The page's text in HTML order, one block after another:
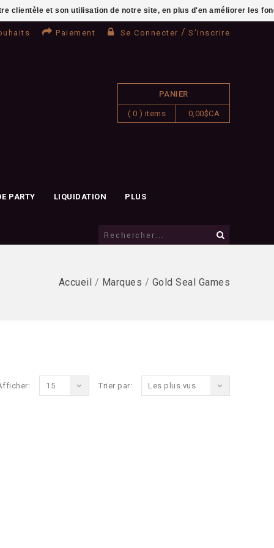
Paiement Se Connecter / S'inscrire
PANIER
( 0 ) items 0,00$CA
PARTY LIQUIDATION PLUS
Accueil / Marques / Gold Seal Games
Trier par: Les plus vus
15
clientèle et son utilisation de notre site, en plus d'en améliorer les